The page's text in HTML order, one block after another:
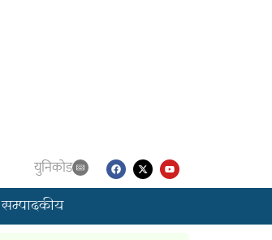
युनिकाेड
सम्पादकीय